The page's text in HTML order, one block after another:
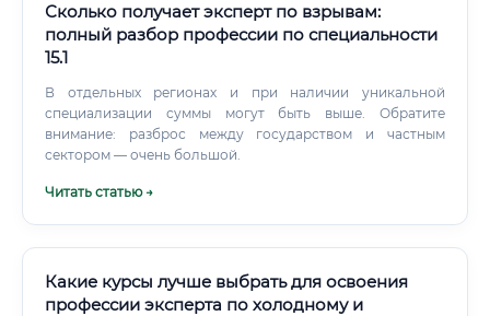
Сколько получает эксперт по взрывам:
полный разбор профессии по специальности
15.1
В отдельных регионах и при наличии уникальной
специализации суммы могут быть выше. Обратите
внимание: разброс между государством и частным
сектором — очень большой.
Читать статью →
Какие курсы лучше выбрать для освоения
профессии эксперта по холодному и